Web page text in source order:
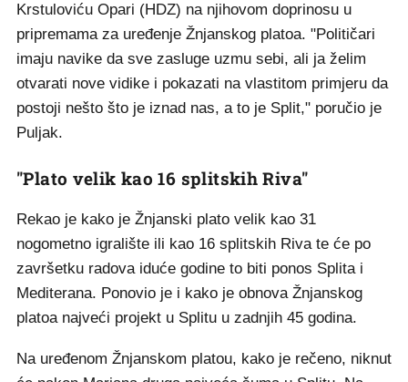
Krstuloviću Opari (HDZ) na njihovom doprinosu u
pripremama za uređenje Žnjanskog platoa. "Političari
imaju navike da sve zasluge uzmu sebi, ali ja želim
otvarati nove vidike i pokazati na vlastitom primjeru da
postoji nešto što je iznad nas, a to je Split," poručio je
Puljak.
"Plato velik kao 16 splitskih Riva"
Rekao je kako je Žnjanski plato velik kao 31
nogometno igralište ili kao 16 splitskih Riva te će po
završetku radova iduće godine to biti ponos Splita i
Mediterana. Ponovio je i kako je obnova Žnjanskog
platoa najveći projekt u Splitu u zadnjih 45 godina.
Na uređenom Žnjanskom platou, kako je rečeno, niknut